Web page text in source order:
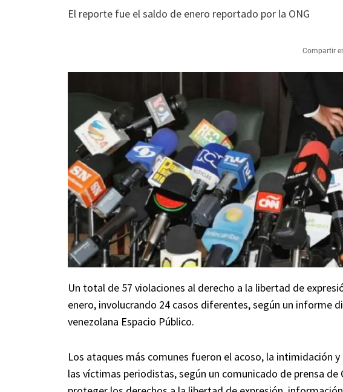
El reporte fue el saldo de enero reportado por la ONG
Compartir
Un total de 57 violaciones al derecho a la libertad de
enero, involucrando 24 casos diferentes, según un informe
venezolana Espacio Público.
Los ataques más comunes fueron el acoso, la intimidación
las víctimas periodistas, según un comunicado de prensa